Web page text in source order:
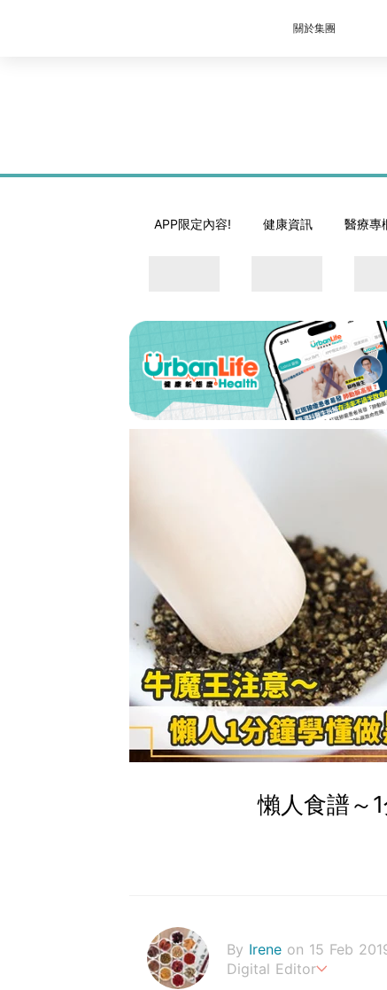
關於集團
APP限定內容! 健康資訊 醫療專
懶人食譜～
By Irene on 15 Feb
Digital Editor